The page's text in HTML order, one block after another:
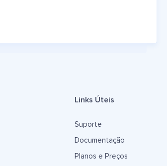
Links Úteis
Suporte
Documentação
Planos e Preços